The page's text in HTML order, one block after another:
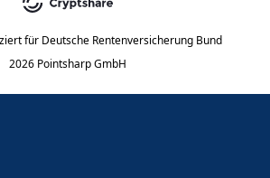
für Deutsche Rentenversicherung Bund
2026 Pointsharp GmbH